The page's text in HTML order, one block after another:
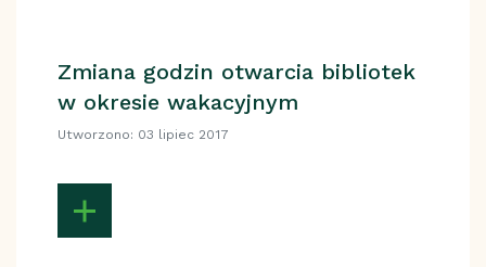
Zmiana godzin otwarcia bibliotek
w okresie wakacyjnym
Utworzono: 03 lipiec 2017